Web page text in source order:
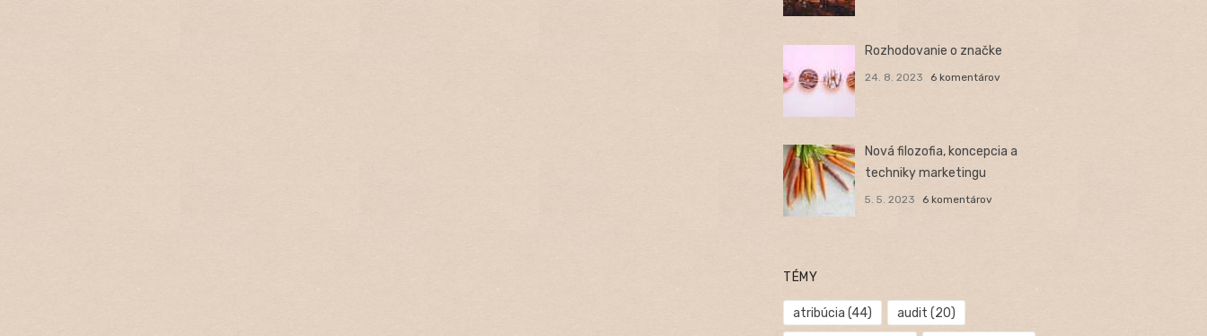
Rozhodovanie o značke
24. 8. 2023 6 komentárov
Nová filozofia, koncepcia a
techniky marketingu
5. 5. 2023 6 komentárov
TÉMY
atribúcia (44) audit (20)